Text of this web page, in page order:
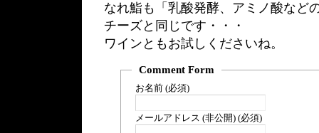
なれ鮨も「乳酸発酵、アミノ酸など
チーズと同じです・・・
ワインともお試しくださいね。
Comment Form
お名前 (必須)
メールアドレス (非公開) (必須)